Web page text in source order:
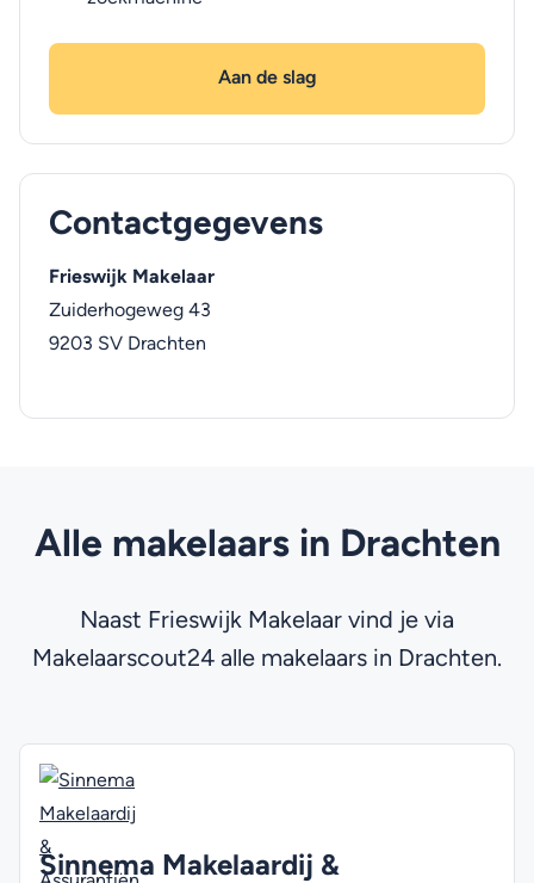
Aan de slag
Contactgegevens
Frieswijk Makelaar
Zuiderhogeweg 43
9203 SV Drachten
Alle makelaars in Drachten
Naast Frieswijk Makelaar vind je via
Makelaarscout24 alle makelaars in Drachten.
Sinnema Makelaardij &